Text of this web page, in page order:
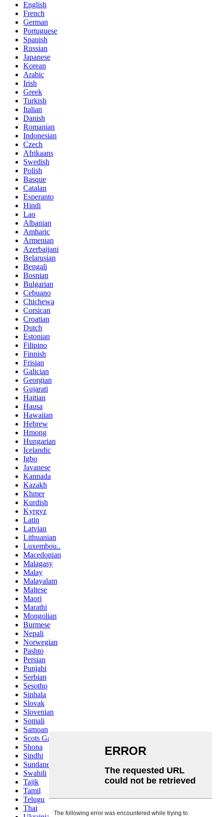
English
French
German
Portuguese
Spanish
Russian
Japanese
Korean
Arabic
Irish
Greek
Turkish
Italian
Danish
Romanian
Indonesian
Czech
Afrikaans
Swedish
Polish
Basque
Catalan
Esperanto
Hindi
Lao
Albanian
Amharic
Armenian
Azerbaijani
Belarusian
Bengali
Bosnian
Bulgarian
Cebuano
Chichewa
Corsican
Croatian
Dutch
Estonian
Filipino
Finnish
Frisian
Galician
Georgian
Gujarati
Haitian
Hausa
Hawaiian
Hebrew
Hmong
Hungarian
Icelandic
Igbo
Javanese
Kannada
Kazakh
Khmer
Kurdish
Kyrgyz
Latin
Latvian
Lithuanian
Luxembou..
Macedonian
Malagasy
Malay
Malayalam
Maltese
Maori
Marathi
Mongolian
Burmese
Nepali
Norwegian
Pashto
Persian
Punjabi
Serbian
Sesotho
Sinhala
Slovak
Slovenian
Somali
Samoan
Scots Gaelic
Shona
Sindhi
Sundanese
Swahili
Tajik
Tamil
Telugu
Thai